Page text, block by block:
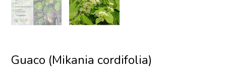
Guaco (Mikania cordifolia)